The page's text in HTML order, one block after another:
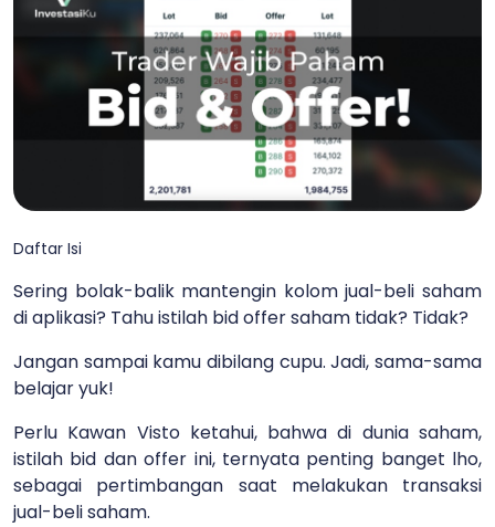
Daftar Isi
Sering bolak-balik mantengin kolom jual-beli saham
di aplikasi? Tahu istilah bid offer saham tidak? Tidak?
Jangan sampai kamu dibilang cupu. Jadi, sama-sama
belajar yuk!
Perlu Kawan Visto ketahui, bahwa di dunia saham,
istilah bid dan offer ini, ternyata penting banget lho,
sebagai pertimbangan saat melakukan transaksi
jual-beli saham.